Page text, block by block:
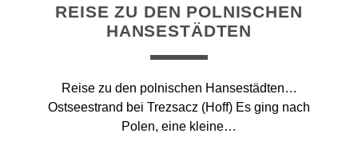
REISE ZU DEN POLNISCHEN
HANSESTÄDTEN
Reise zu den polnischen Hansestädten…
Ostseestrand bei Trezsacz (Hoff) Es ging nach
Polen, eine kleine…